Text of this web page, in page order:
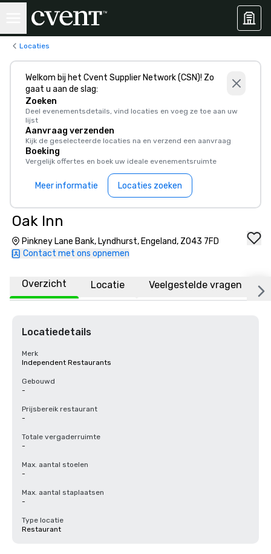
Locaties
Welkom bij het Cvent Supplier Network (CSN)! Zo
gaat u aan de slag:
Zoeken
Deel evenementsdetails, vind locaties en voeg ze toe aan uw
lijst
Aanvraag verzenden
Kijk de geselecteerde locaties na en verzend een aanvraag
Boeking
Vergelijk offertes en boek uw ideale evenementsruimte
Meer informatie Locaties zoeken
Oak Inn
Pinkney Lane Bank, Lyndhurst, Engeland, ZO43 7FD
Contact met ons opnemen
Overzicht Locatie Veelgestelde vragen
Locatiedetails
Merk
Independent Restaurants
Gebouwd
-
Prijsbereik restaurant
-
Totale vergaderruimte
-
Max. aantal stoelen
-
Max. aantal staplaatsen
-
Type locatie
Restaurant